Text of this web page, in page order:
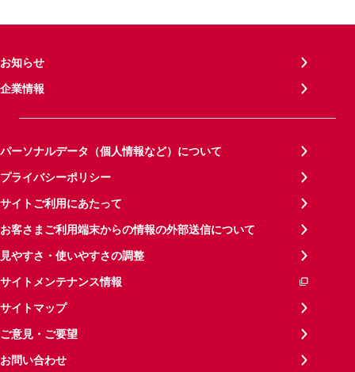
お知らせ
企業情報
パーソナルデータ（個人情報など）について
プライバシーポリシー
サイトご利用にあたって
お客さまご利用端末からの情報の外部送信について
見やすさ・使いやすさの調整
サイトメンテナンス情報
サイトマップ
ご意見・ご要望
お問い合わせ